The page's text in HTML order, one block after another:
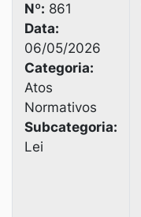
Nº: 861
Data:
06/05/2026
Categoria:
Atos
Normativos
Subcategoria:
Lei